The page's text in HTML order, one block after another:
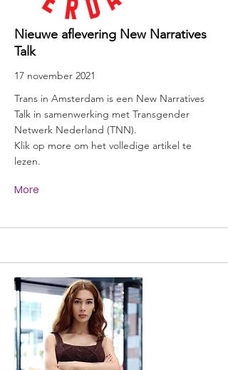
Nieuwe aflevering New Narratives
Talk
17 november 2021
Trans in Amsterdam is een New Narratives
Talk in samenwerking met Transgender
Netwerk Nederland (TNN).
Klik op more om het volledige artikel te
lezen.
More